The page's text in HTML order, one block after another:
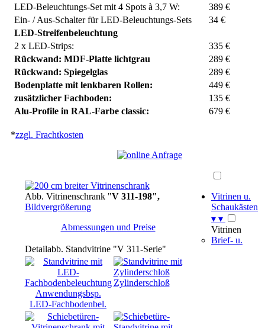
LED-Beleuchtungs-Set mit 4 Spots à 3,7 W:
389 €
Ein- / Aus-Schalter für LED-Beleuchtungs-Sets
34 €
LED-Streifenbeleuchtung
2 x LED-Strips:
335 €
Rückwand: MDF-Platte lichtgrau
289 €
Rückwand: Spiegelglas
289 €
Bodenplatte mit lenkbaren Rollen:
449 €
zusätzlicher Fachboden:
135 €
Alu-Profile in RAL-Farbe classic:
679 €
*zzgl. Frachtkosten
Abb. Vitrinenschrank "V 311-198",
Bildvergrößerung
Abmessungen und Preise
Detailabb. Standvitrine "V 311-Serie"
Anwendungsbsp.
LED-Fachbodenbel.
Zylinderschloß
Vitrinen u.
Schaukästen
▾ ▾
Vitrinen
Brief- u.